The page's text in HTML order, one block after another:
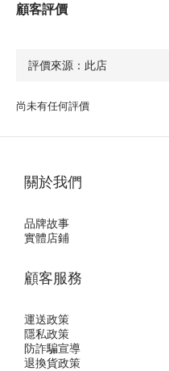
顧客評價
尚未有任何評價
關於我們
品牌故事
實體店鋪
顧客服務
運送政策
隱私政策
防詐騙宣導
退換貨政策